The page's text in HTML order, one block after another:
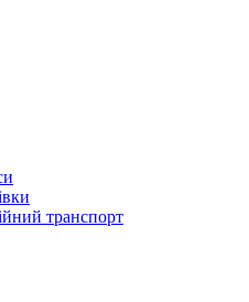
транспорт